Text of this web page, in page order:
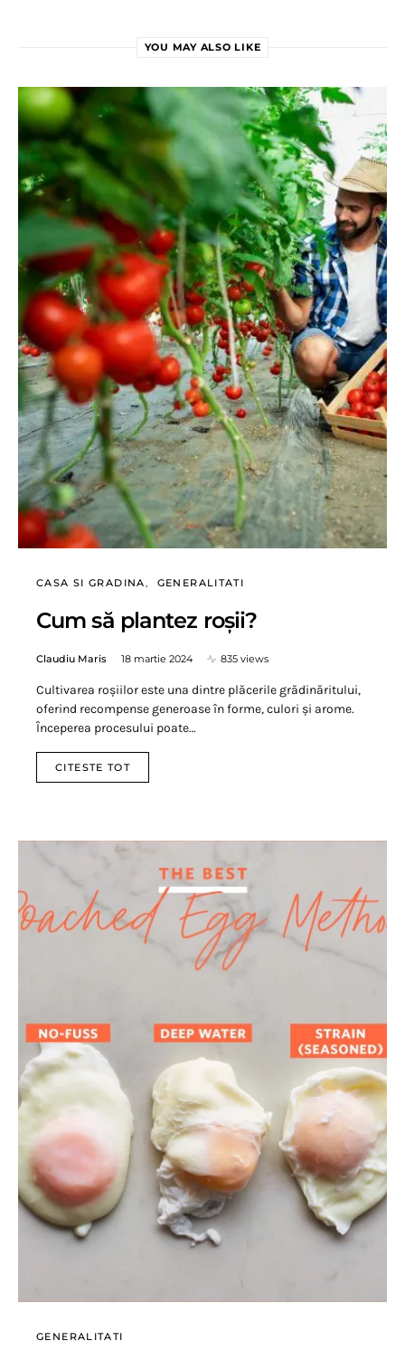
YOU MAY ALSO LIKE
CASA SI GRADINA GENERALITATI
Cum să plantez roșii?
Claudiu Maris 18 martie 2024 835 views
Cultivarea roșiilor este una dintre plăcerile grădinăritului,
oferind recompense generoase în forme, culori și arome.
Începerea procesului poate…
CITESTE TOT
GENERALITATI